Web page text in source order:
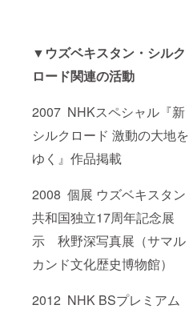
▼ウズベキスタン・シルク
ロード関連の活動
2007 NHKスペシャル『新
シルクロード 激動の大地を
ゆく』作品掲載
2008 個展 ウズベキスタン
共和国独立17周年記念展
示 秋野深写真展（サマル
カンド文化歴史博物館）
2012 NHK BSプレミアム